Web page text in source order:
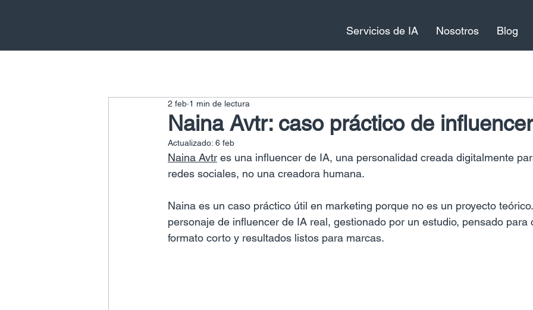
Servicios de IA Nosotros Blog
Naina Avtr: caso práctico de
2 feb 1 min de lectura
Actualizado: 6 feb
Naina Avtr es una influencer de IA, una personalidad creada digitalmente
redes sociales, no una creadora humana.
Naina es un caso práctico útil en marketing porque no es un proyecto
personaje de influencer de IA real, gestionado por un estudio, pensado
formato corto y resultados listos para marcas.